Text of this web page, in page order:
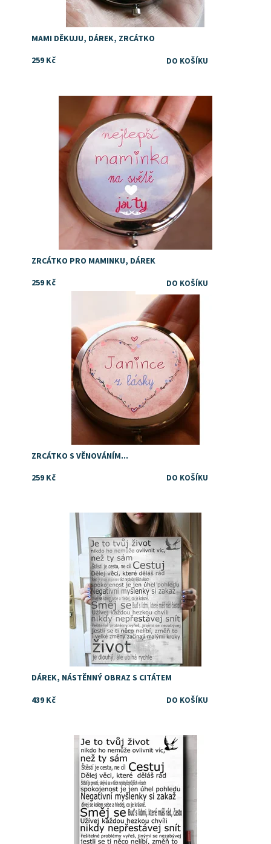
MAMI DĚKUJU, DÁREK, ZRCÁTKO
259 Kč
Dostupnost: Skladem
ZRCÁTKO PRO MAMINKU, DÁREK
259 Kč
Dostupnost:
Skladem
ZRCÁTKO S VĚNOVÁNÍM...
259 Kč
Dostupnost: Skladem
DÁREK, NÁSTĚNNÝ OBRAZ S CITÁTEM
439 Kč
Dostupnost: Skladem